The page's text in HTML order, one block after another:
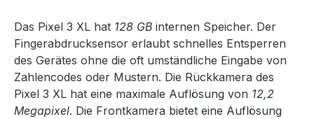
Das Pixel 3 XL hat 128 GB internen Speicher. Der
Fingerabdrucksensor erlaubt schnelles Entsperren
des Gerätes ohne die oft umständliche Eingabe von
Zahlencodes oder Mustern. Die Rückkamera des
Pixel 3 XL hat eine maximale Auflösung von 12,2
Megapixel. Die Frontkamera bietet eine Auflösung